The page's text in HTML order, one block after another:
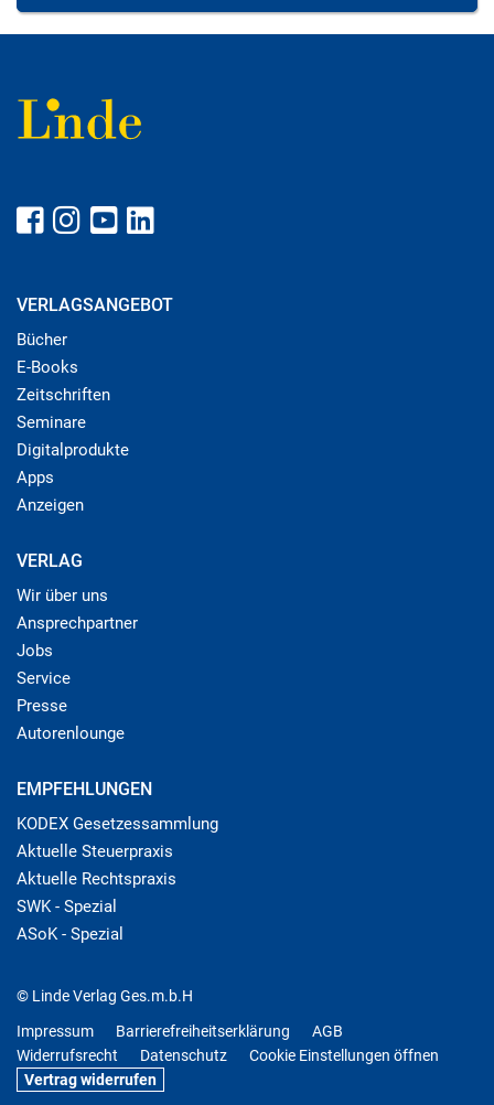
VERLAGSANGEBOT
Bücher
E-Books
Zeitschriften
Seminare
Digitalprodukte
Apps
Anzeigen
VERLAG
Wir über uns
Ansprechpartner
Jobs
Service
Presse
Autorenlounge
EMPFEHLUNGEN
KODEX Gesetzessammlung
Aktuelle Steuerpraxis
Aktuelle Rechtspraxis
SWK - Spezial
ASoK - Spezial
© Linde Verlag Ges.m.b.H
Impressum
Barrierefreiheitserklärung
AGB
Widerrufsrecht
Datenschutz
Cookie Einstellungen öffnen
Vertrag widerrufen